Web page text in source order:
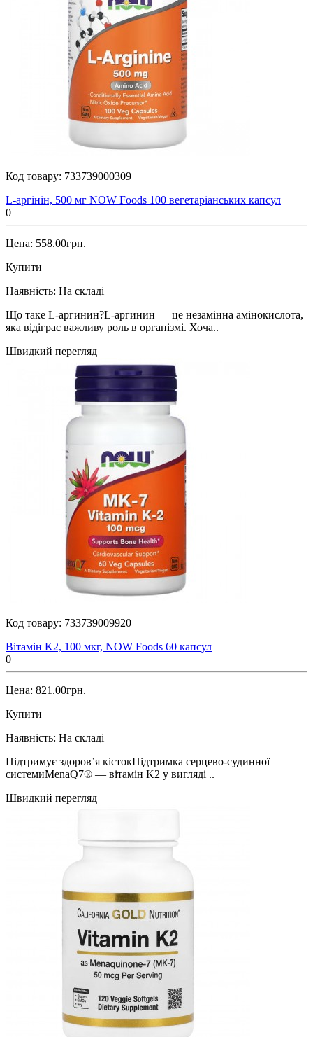
Код товару: 733739000309
L-аргінін, 500 мг NOW Foods 100 вегетаріанських капсул
0
Цена: 558.00грн.
Купити
Наявність: На складі
Що таке L-аргинин?L-аргинин — це незамінна амінокислота,
яка відіграє важливу роль в організмі. Хоча..
Швидкий перегляд
Код товару: 733739009920
Вітамін K2, 100 мкг, NOW Foods 60 капсул
0
Цена: 821.00грн.
Купити
Наявність: На складі
Підтримує здоров’я кістокПідтримка серцево-судинної
системиMenaQ7® — вітамін K2 у вигляді ..
Швидкий перегляд